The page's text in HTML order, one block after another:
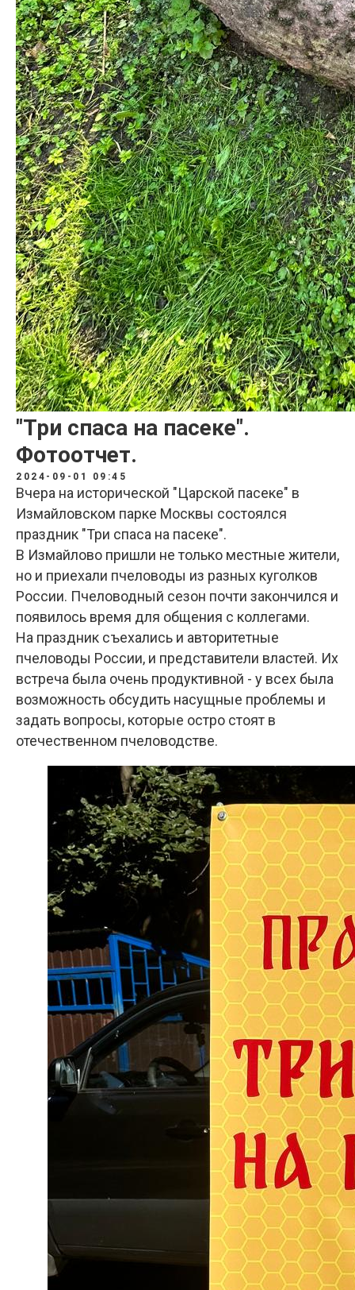
"Три спаса на пасеке".
Фотоотчет.
2024-09-01 09:45
Вчера на исторической "Царской пасеке" в
Измайловском парке Москвы состоялся
праздник "Три спаса на пасеке".
В Измайлово пришли не только местные жители,
но и приехали пчеловоды из разных куголков
России. Пчеловодный сезон почти закончился и
появилось время для общения с коллегами.
На праздник съехались и авторитетные
пчеловоды России, и представители властей. Их
встреча была очень продуктивной - у всех была
возможность обсудить насущные проблемы и
задать вопросы, которые остро стоят в
отечественном пчеловодстве.